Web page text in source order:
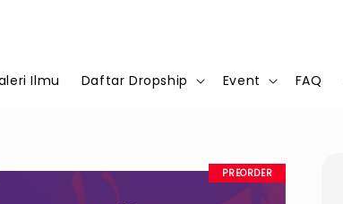
Ilmu Daftar Dropship Event FAQ
PREORDER